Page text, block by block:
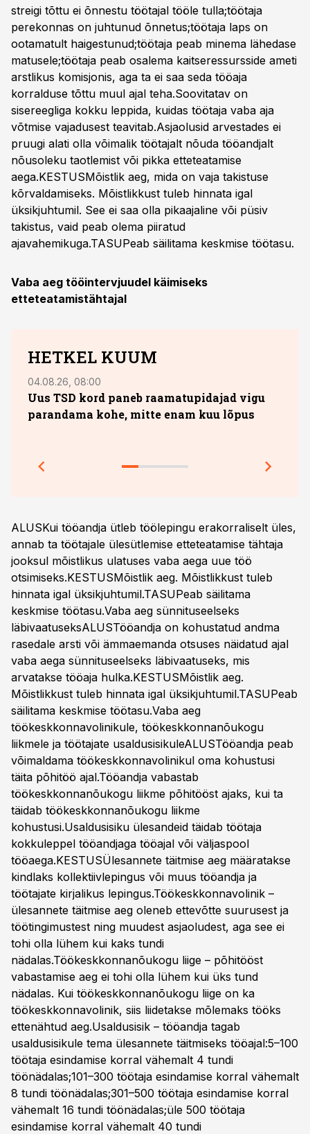
streigi tõttu ei õnnestu töötajal tööle tulla;töötaja
perekonnas on juhtunud õnnetus;töötaja laps on
ootamatult haigestunud;töötaja peab minema lähedase
matusele;töötaja peab osalema kaitseressursside ameti
arstlikus komisjonis, aga ta ei saa seda tööaja
korralduse tõttu muul ajal teha.Soovitatav on
sisereegliga kokku leppida, kuidas töötaja vaba aja
võtmise vajadusest teavitab.Asjaolusid arvestades ei
pruugi alati olla võimalik töötajalt nõuda tööandjalt
nõusoleku taotlemist või pikka etteteatamise
aega.KESTUSMõistlik aeg, mida on vaja takistuse
kõrvaldamiseks. Mõistlikkust tuleb hinnata igal
üksikjuhtumil. See ei saa olla pikaajaline või püsiv
takistus, vaid peab olema piiratud
ajavahemikuga.TASUPeab säilitama keskmise töötasu.
Vaba aeg tööintervjuudel käimiseks
etteteatamistähtajal
HETKEL KUUM
04.08.26, 08:00
Uus TSD kord paneb raamatupidajad vigu
parandama kohe, mitte enam kuu lõpus
ALUSKui tööandja ütleb töölepingu erakorraliselt üles,
annab ta töötajale ülesütlemise etteteatamise tähtaja
jooksul mõistlikus ulatuses vaba aega uue töö
otsimiseks.KESTUSMõistlik aeg. Mõistlikkust tuleb
hinnata igal üksikjuhtumil.TASUPeab säilitama
keskmise töötasu.Vaba aeg sünnituseelseks
läbivaatuseksALUSTööandja on kohustatud andma
rasedale arsti või ämmaemanda otsuses näidatud ajal
vaba aega sünnituseelseks läbivaatuseks, mis
arvatakse tööaja hulka.KESTUSMõistlik aeg.
Mõistlikkust tuleb hinnata igal üksikjuhtumil.TASUPeab
säilitama keskmise töötasu.Vaba aeg
töökeskkonnavolinikule, töökeskkonnanõukogu
liikmele ja töötajate usaldusisikuleALUSTööandja peab
võimaldama töökeskkonnavolinikul oma kohustusi
täita põhitöö ajal.Tööandja vabastab
töökeskkonnanõukogu liikme põhitööst ajaks, kui ta
täidab töökeskkonnanõukogu liikme
kohustusi.Usaldusisiku ülesandeid täidab töötaja
kokkuleppel tööandjaga tööajal või väljaspool
tööaega.KESTUSÜlesannete täitmise aeg määratakse
kindlaks kollektiivlepingus või muus tööandja ja
töötajate kirjalikus lepingus.Töökeskkonnavolinik –
ülesannete täitmise aeg oleneb ettevõtte suurusest ja
töötingimustest ning muudest asjaoludest, aga see ei
tohi olla lühem kui kaks tundi
nädalas.Töökeskkonnanõukogu liige – põhitööst
vabastamise aeg ei tohi olla lühem kui üks tund
nädalas. Kui töökeskkonnanõukogu liige on ka
töökeskkonnavolinik, siis liidetakse mõlemaks tööks
ettenähtud aeg.Usaldusisik – tööandja tagab
usaldusisikule tema ülesannete täitmiseks tööajal:5–100
töötaja esindamise korral vähemalt 4 tundi
töönädalas;101–300 töötaja esindamise korral vähemalt
8 tundi töönädalas;301–500 töötaja esindamise korral
vähemalt 16 tundi töönädalas;üle 500 töötaja
esindamise korral vähemalt 40 tundi